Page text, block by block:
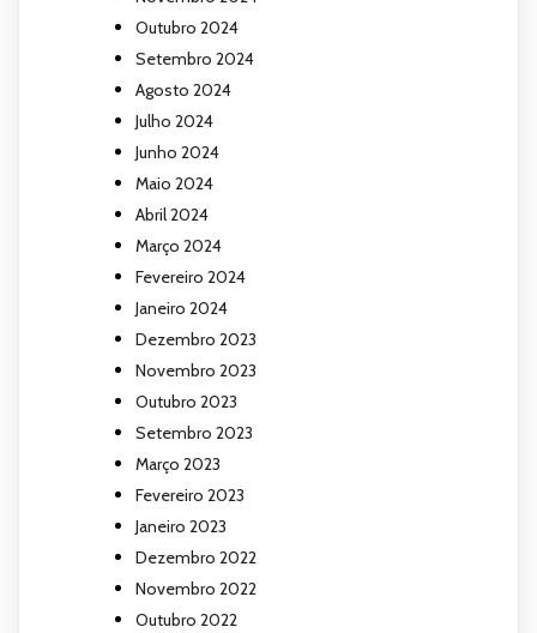
Outubro 2024
Setembro 2024
Agosto 2024
Julho 2024
Junho 2024
Maio 2024
Abril 2024
Março 2024
Fevereiro 2024
Janeiro 2024
Dezembro 2023
Novembro 2023
Outubro 2023
Setembro 2023
Março 2023
Fevereiro 2023
Janeiro 2023
Dezembro 2022
Novembro 2022
Outubro 2022